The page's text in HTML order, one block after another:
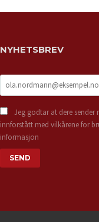
NYHETSBREV
Jeg godtar at dere sender
innforstått med vilkårene for
informasjon